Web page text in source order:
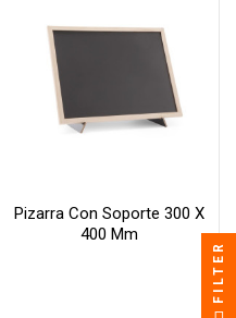
Pizarra Con Soporte 300 X
400 Mm
FILTER